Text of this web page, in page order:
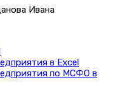
Ивана
в Excel
по МСФО в